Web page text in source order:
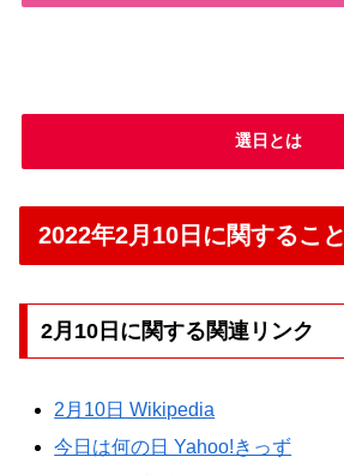
選日とは
2022年2月10日に関すること
2月10日に関する関連リンク
2月10日 Wikipedia
今日は何の日 Yahoo!きっず